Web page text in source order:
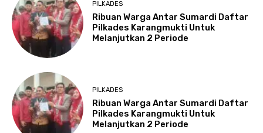
PILKADES
Ribuan Warga Antar Sumardi Daftar
Pilkades Karangmukti Untuk
Melanjutkan 2 Periode
PILKADES
Ribuan Warga Antar Sumardi Daftar
Pilkades Karangmukti Untuk
Melanjutkan 2 Periode